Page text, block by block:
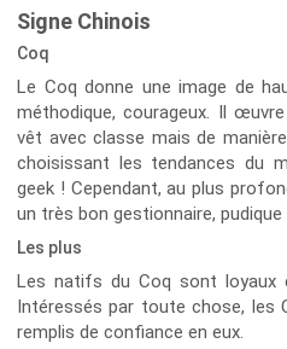
Signe Chinois
Coq
Le Coq donne une image de
méthodique, courageux. Il
vêt avec classe mais de
choisissant les tendances du
geek ! Cependant, au plus
un très bon gestionnaire,
Les plus
Les natifs du Coq sont loyaux
Intéressés par toute chose, les
remplis de confiance en eux.